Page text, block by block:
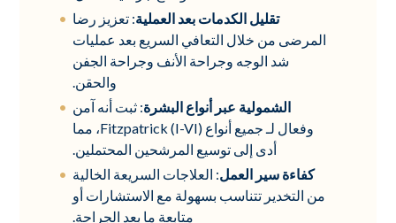
تقليل الكدمات بعد العملية: تعزيز رضا
المرضى من خلال التعافي السريع بعد عمليات
شد الوجه وجراحة الأنف وجراحة الجفن
والحقن.
الشمولية عبر أنواع البشرة: ثبت أنه آمن
وفعال لـ
جميع أنواع Fitzpatrick (I-VI)، مما
أدى إلى توسيع المرشحين المحتملين.
كفاءة سير العمل: العلاجات السريعة الخالية
من التخدير تتناسب بسهولة مع الاستشارات أو
متابعة ما بعد الجراحة.